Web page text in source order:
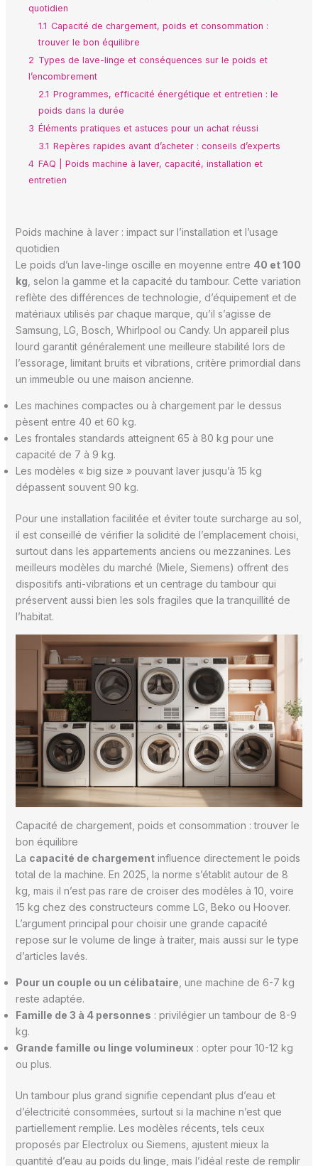
quotidien
1.1 Capacité de chargement, poids et consommation :
trouver le bon équilibre
2 Types de lave-linge et conséquences sur le poids et
l’encombrement
2.1 Programmes, efficacité énergétique et entretien : le
poids dans la durée
3 Éléments pratiques et astuces pour un achat réussi
3.1 Repères rapides avant d’acheter : conseils d’experts
4 FAQ | Poids machine à laver, capacité, installation et
entretien
Poids machine à laver : impact sur l’installation et l’usage
quotidien
Le poids d’un lave-linge oscille en moyenne entre 40 et 100
kg , selon la gamme et la capacité du tambour. Cette variation
reflète des différences de technologie, d’équipement et de
matériaux utilisés par chaque marque, qu’il s’agisse de
Samsung, LG, Bosch, Whirlpool ou Candy. Un appareil plus
lourd garantit généralement une meilleure stabilité lors de
l’essorage, limitant bruits et vibrations, critère primordial dans
un immeuble ou une maison ancienne.
Les machines compactes ou à chargement par le dessus
pèsent entre 40 et 60 kg.
Les frontales standards atteignent 65 à 80 kg pour une
capacité de 7 à 9 kg.
Les modèles « big size » pouvant laver jusqu’à 15 kg
dépassent souvent 90 kg.
Pour une installation facilitée et éviter toute surcharge au sol,
il est conseillé de vérifier la solidité de l’emplacement choisi,
surtout dans les appartements anciens ou mezzanines. Les
meilleurs modèles du marché (Miele, Siemens) offrent des
dispositifs anti-vibrations et un centrage du tambour qui
préservent aussi bien les sols fragiles que la tranquillité de
l’habitat.
Capacité de chargement, poids et consommation : trouver le
bon équilibre
La capacité de chargementinfluence directement le poids
total de la machine. En 2025, la norme s’établit autour de 8
kg, mais il n’est pas rare de croiser des modèles à 10, voire
15 kg chez des constructeurs comme LG, Beko ou Hoover.
L’argument principal pour choisir une grande capacité
repose sur le volume de linge à traiter, mais aussi sur le type
d’articles lavés.
Pour un couple ou un célibataire , une machine de 6-7 kg
reste adaptée.
Famille de 3 à 4 personnes : privilégier un tambour de 8-9
kg.
Grande famille ou linge volumineux : opter pour 10-12 kg
ou plus.
Un tambour plus grand signifie cependant plus d’eau et
d’électricité consommées, surtout si la machine n’est que
partiellement remplie. Les modèles récents, tels ceux
proposés par Electrolux ou Siemens, ajustent mieux la
quantité d’eau au poids du linge, mais l’idéal reste de remplir